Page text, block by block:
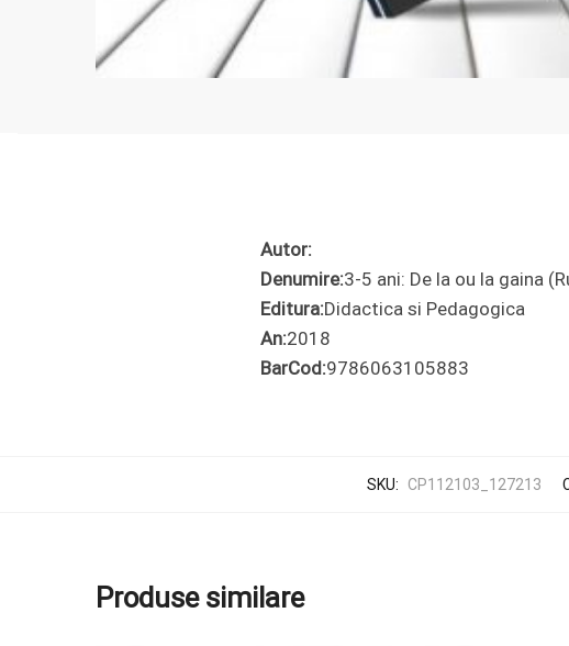
Autor:
Denumire:3-5 ani: De la ou la gaina
Editura:Didactica si Pedagogica
An:2018
BarCod:9786063105883
SKU: CP112103_127213
Produse similare